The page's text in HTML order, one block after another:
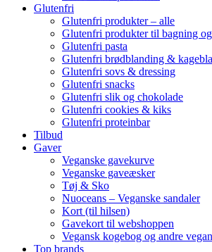
Glutenfri
Glutenfri produkter – alle
Glutenfri produkter til bagning
Glutenfri pasta
Glutenfri brødblanding &
Glutenfri sovs & dressing
Glutenfri snacks
Glutenfri slik og chokolade
Glutenfri cookies & kiks
Glutenfri proteinbar
Tilbud
Gaver
Veganske gavekurve
Veganske gaveæsker
Tøj & Sko
Nuoceans – Veganske sandaler
Kort (til hilsen)
Gavekort til webshoppen
Vegansk kogebog og andre
Top brands